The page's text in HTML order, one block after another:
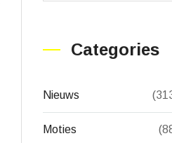
Categories
Nieuws
Moties